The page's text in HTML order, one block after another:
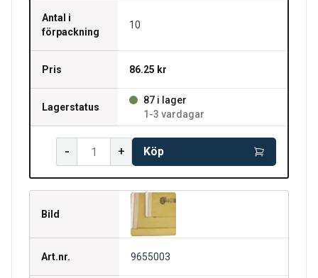
Antal i
förpackning
10
Pris 86.25 kr
Lagerstatus
87 i lager
1-3 vardagar
- + Köp
Bild
Art.nr. 9655003